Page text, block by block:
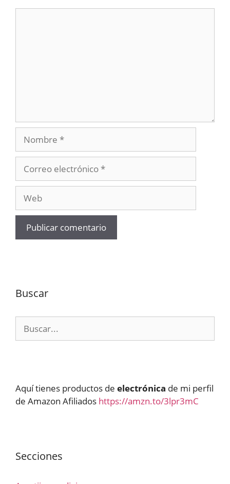
Nombre
electrónico
Buscar
Aquí tienes productos de electrónica de mi perfil
de Amazon Afiliados https://amzn.to/3lpr3mC
Secciones